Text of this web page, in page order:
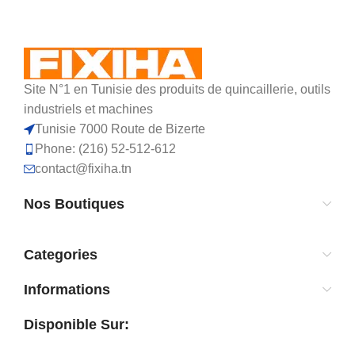
Site N°1 en Tunisie des produits de quincaillerie, outils
industriels et machines
Tunisie 7000 Route de Bizerte
Phone: (216) 52-512-612
contact@fixiha.tn
Nos Boutiques
Categories
Informations
Disponible Sur: